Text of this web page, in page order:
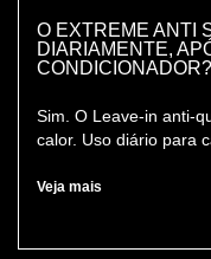
CONSULTORIA DE
O EXTREME ANTI
DIARIAMENTE,
CONDICIONADOR?
Sim. O Leave-in anti-
calor. Uso diário para
Veja mais